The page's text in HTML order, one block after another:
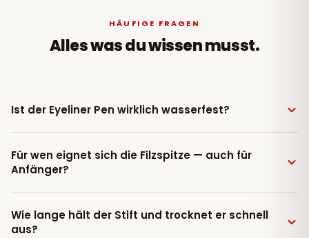
HÄUFIGE FRAGEN
Alles was du wissen musst.
Ist der Eyeliner Pen wirklich wasserfest?
Für wen eignet sich die Filzspitze — auch für
Anfänger?
Wie lange hält der Stift und trocknet er schnell
aus?